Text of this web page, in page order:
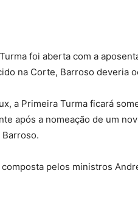
foi aberta com a
na Corte, Barroso deveria
a Primeira Turma ficará
após a nomeação de um
Barroso.
pelos ministros